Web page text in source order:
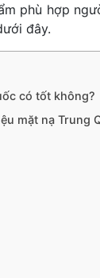
phù hợp
đây.
có tốt không?
mặt nạ Trung